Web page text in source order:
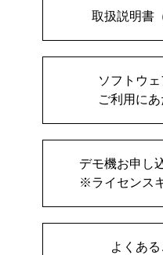
取扱説明書
ソフトウ
ご利用に
デモ機お申し
※ライセンス
よくある